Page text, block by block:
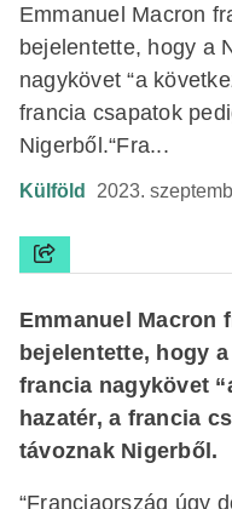
Emmanuel Macron
bejelentette, hogy a
nagykövet “a
francia csapatok
Nigerből.“Fra...
Külföld 2023.
Emmanuel Macron
bejelentette, hogy
francia nagykövet
hazatér, a francia
távoznak Nigerből.
“Franciaország úgy